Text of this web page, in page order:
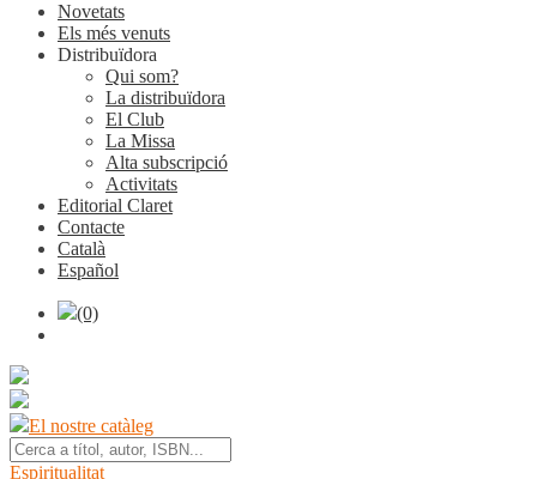
Novetats
Els més venuts
Distribuïdora
Qui som?
La distribuïdora
El Club
La Missa
Alta subscripció
Activitats
Editorial Claret
Contacte
Català
Español
(0)
El nostre catàleg
Espiritualitat